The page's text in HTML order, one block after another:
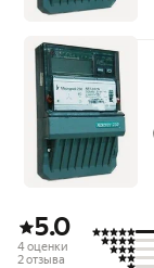
5.0
4 оценки
2 отзыва